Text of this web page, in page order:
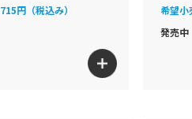
715円（税込み）
希望小
発売中